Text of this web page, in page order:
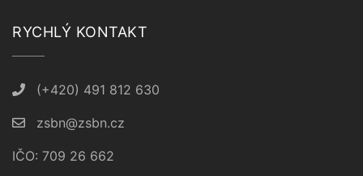
RYCHLÝ KONTAKT
(+420) 491 812 630
zsbn@zsbn.cz
IČO: 709 26 662